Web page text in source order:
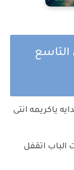
التاسع
ياكريمه انتى
اتقفل